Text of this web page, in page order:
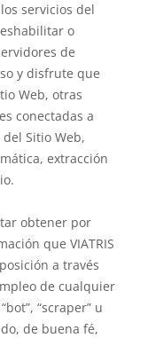
servicios del
o
de
y disfrute que
Web, otras
conectadas a
Sitio Web,
extracción
obtener por
que VIATRIS
a través
de cualquier
“scraper” u
de buena fé,